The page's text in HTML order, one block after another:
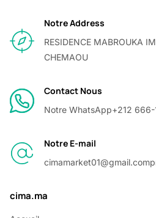
Notre Address
RESIDENCE MABROUKA
CHEMAOU
Contact Nous
Notre WhatsApp+212
Notre E-mail
cimamarket01@gmail.com
cima.ma